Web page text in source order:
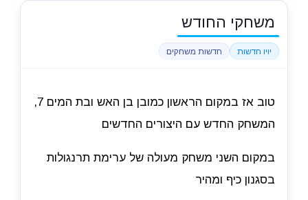
משחקי החודש
יויו חדשות חדשות משחקים
טוב אז במקום הראשון כמובן בן האש ובת המים 7,
המשחק החדש עם היצורים החדשים
במקום השני משחק מעולה של ערימת תרנגולות
בסגנון כיף ומהיר